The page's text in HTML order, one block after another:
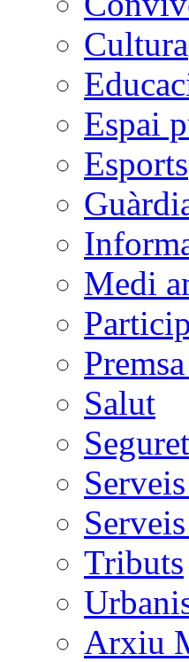
Cultura
Espai
Esports
Medi
Salut
Tributs
Arxiu